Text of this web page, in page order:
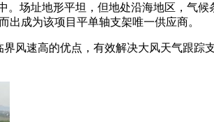
场址地形平坦，但地处沿海地区，气
成为该项目平单轴支架唯一供应商。
速高的优点，有效解决大风天气跟踪